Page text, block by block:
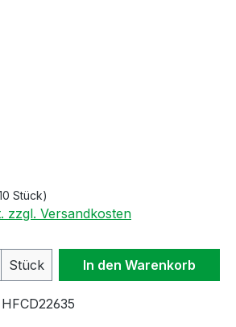
Stück)
zzgl. Versandkosten
Gib den
Stück In den Warenkorb
HFCD22635